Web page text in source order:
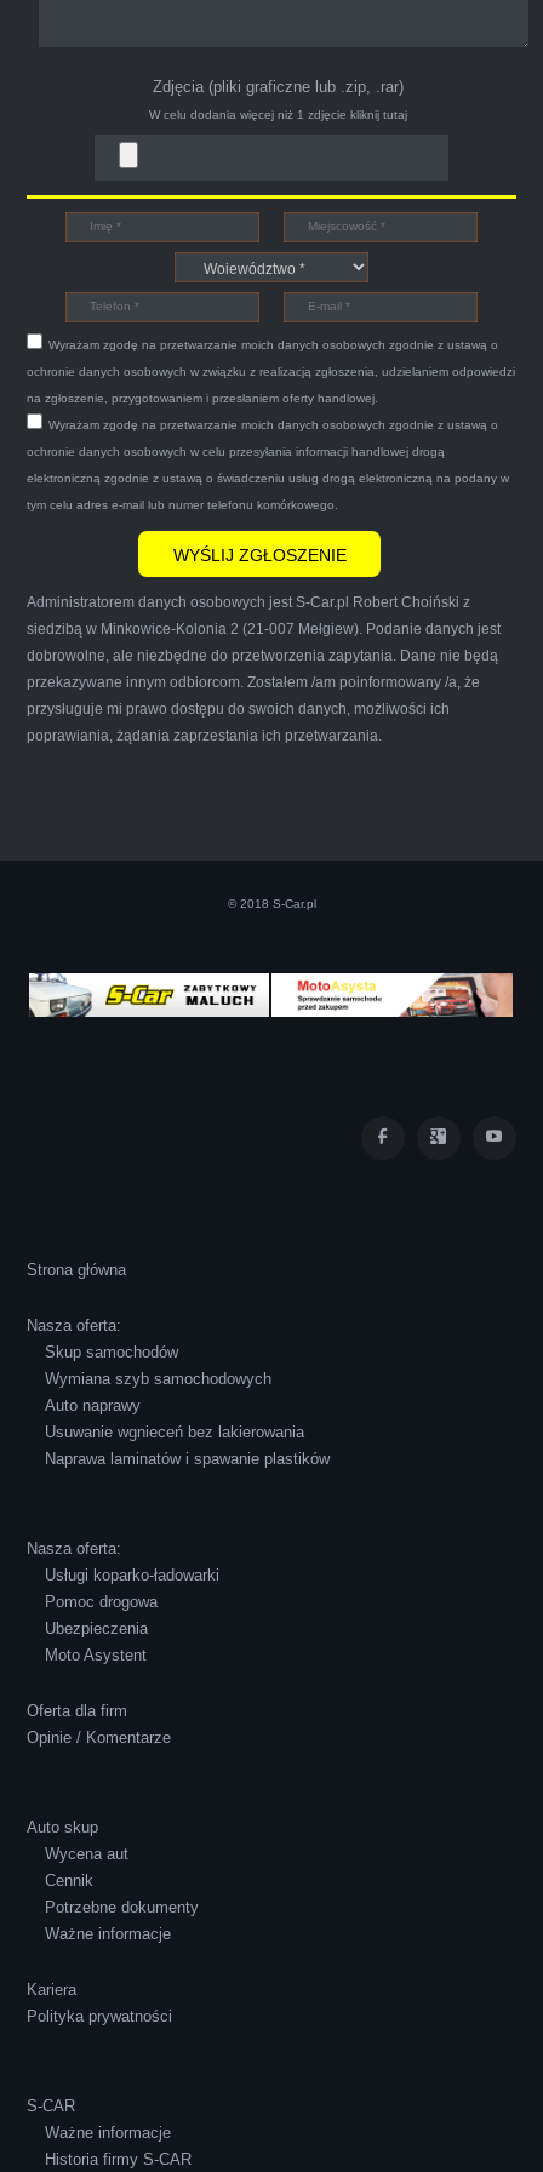
Witam,ja jestem bardzo zadowolona z usługi S-
Car.pl sprzedałam swoją wysłużoną corsinę
tego samego dnia miły grzeczny pan przyjechał
po trzech godzinach autolawetą sprawnie
zapakował auto wypisał dokumenty i wypłacił
gotówkę.Zdecydowanie mogę polecić tą firmę
mnie do skorzystania z ich usług przekonało to
że są na FACEBOOKU i każdy tam może
wyrazić opinię na ich temat.
Iwona Górska
naprawde ludzki, nie zdziera, nie oszukuje.
atmosferze, czego z reguły nie można
powiedzieć o innych firmach tego type.
Pozdrawiam i polecam!
Polecam S-Car.pl, szybka i bardzo miła
Zdjęcia (pliki graficzne lub .zip, .rar)
W celu dodania więcej niż 1 zdjęcie kliknij tutaj
Wyrażam zgodę na przetwarzanie moich danych osobowych zgodnie z ustawą o
ochronie danych osobowych w związku z realizacją zgłoszenia, udzielaniem odpowiedzi
na zgłoszenie, przygotowaniem i przesłaniem oferty handlowej.
Wyrażam zgodę na przetwarzanie moich danych osobowych zgodnie z ustawą o
ochronie danych osobowych w celu przesyłania informacji handlowej drogą
elektroniczną zgodnie z ustawą o świadczeniu usług drogą elektroniczną na podany w
tym celu adres e-mail lub numer telefonu komórkowego.
Administratorem danych osobowych jest S-Car.pl Robert Choiński z
siedzibą w Minkowice-Kolonia 2 (21-007 Mełgiew). Podanie danych jest
dobrowolne, ale niezbędne do przetworzenia zapytania. Dane nie będą
przekazywane innym odbiorcom. Zostałem /am poinformowany /a, że
przysługuje mi prawo dostępu do swoich danych, możliwości ich
poprawiania, żądania zaprzestania ich przetwarzania.
© 2018 S-Car.pl
Strona główna
Nasza oferta:
Skup samochodów
Wymiana szyb samochodowych
Auto naprawy
Usuwanie wgnieceń bez lakierowania
Naprawa laminatów i spawanie plastików
Nasza oferta:
Usługi koparko-ładowarki
Pomoc drogowa
Ubezpieczenia
Moto Asystent
Oferta dla firm
Opinie / Komentarze
Auto skup
Wycena aut
Cennik
Potrzebne dokumenty
Ważne informacje
Kariera
Polityka prywatności
S-CAR
Ważne informacje
Historia firmy S-CAR